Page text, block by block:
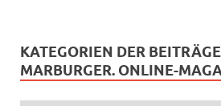
KATEGORIEN DER
MARBURGER. ONLINE-